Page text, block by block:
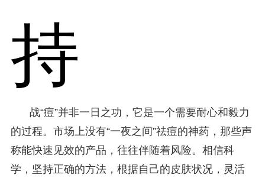
持
战“痘”并非一日之功，它是一个需要耐心和毅力
的过程。市场上没有“一夜之间”祛痘的神药，那些声
称能快速见效的产品，往往伴随着风险。相信科
学，坚持正确的方法，根据自己的皮肤状况，灵活